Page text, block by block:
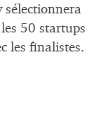
sélectionnera
50 startups
les finalistes.